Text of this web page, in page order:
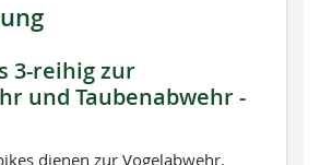
3-reihig zur
und Taubenabwehr -
dienen zur Vogelabwehr.